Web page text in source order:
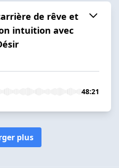
de rêve et
intuition avec
48:21
plus